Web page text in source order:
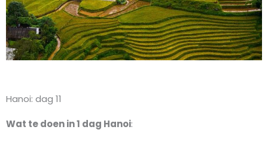
Hanoi: dag 11
Wat te doen in 1 dag Hanoi: